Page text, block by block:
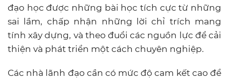
đạo học được những bài học tích cực từ những
sai lầm, chấp nhận những lời chỉ trích mang
tính xây dựng, và theo đuổi các nguồn lực để cải
thiện và phát triển một cách chuyên nghiệp.
Các nhà lãnh đạo cần có mức độ cam kết cao để